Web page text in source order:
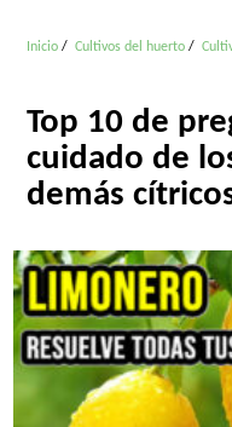
Inicio Cultivos del huerto
Top 10 de
cuidado de
demás